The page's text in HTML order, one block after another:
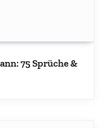
75 Sprüche &